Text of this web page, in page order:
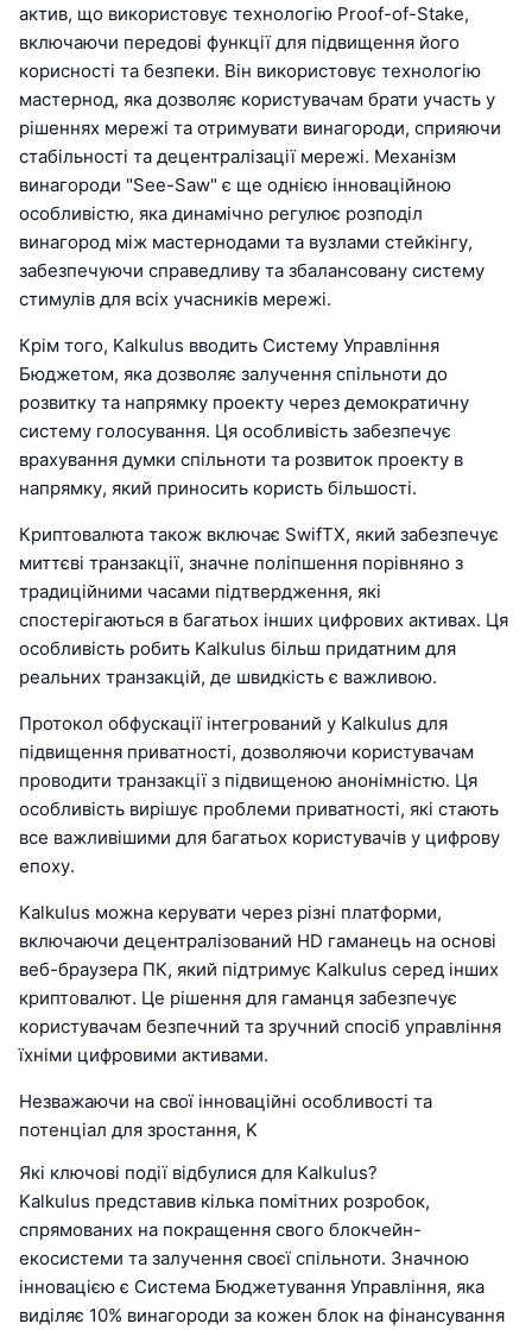
актив, що використовує технологію Proof-of-Stake,
включаючи передові функції для підвищення його
корисності та безпеки. Він використовує технологію
мастернод, яка дозволяє користувачам брати участь у
рішеннях мережі та отримувати винагороди, сприяючи
стабільності та децентралізації мережі. Механізм
винагороди "See-Saw" є ще однією інноваційною
особливістю, яка динамічно регулює розподіл
винагород між мастернодами та вузлами стейкінгу,
забезпечуючи справедливу та збалансовану систему
стимулів для всіх учасників мережі.
Крім того, Kalkulus вводить Систему Управління
Бюджетом, яка дозволяє залучення спільноти до
розвитку та напрямку проекту через демократичну
систему голосування. Ця особливість забезпечує
врахування думки спільноти та розвиток проекту в
напрямку, який приносить користь більшості.
Криптовалюта також включає SwifTX, який забезпечує
миттєві транзакції, значне поліпшення порівняно з
традиційними часами підтвердження, які
спостерігаються в багатьох інших цифрових активах. Ця
особливість робить Kalkulus більш придатним для
реальних транзакцій, де швидкість є важливою.
Протокол обфускації інтегрований у Kalkulus для
підвищення приватності, дозволяючи користувачам
проводити транзакції з підвищеною анонімністю. Ця
особливість вирішує проблеми приватності, які стають
все важливішими для багатьох користувачів у цифрову
епоху.
Kalkulus можна керувати через різні платформи,
включаючи децентралізований HD гаманець на основі
веб-браузера ПК, який підтримує Kalkulus серед інших
криптовалют. Це рішення для гаманця забезпечує
користувачам безпечний та зручний спосіб управління
їхніми цифровими активами.
Незважаючи на свої інноваційні особливості та
потенціал для зростання, K
Які ключові події відбулися для Kalkulus?
Kalkulus представив кілька помітних розробок,
спрямованих на покращення свого блокчейн-
екосистеми та залучення своєї спільноти. Значною
інновацією є Система Бюджетування Управління, яка
виділяє 10% винагороди за кожен блок на фінансування